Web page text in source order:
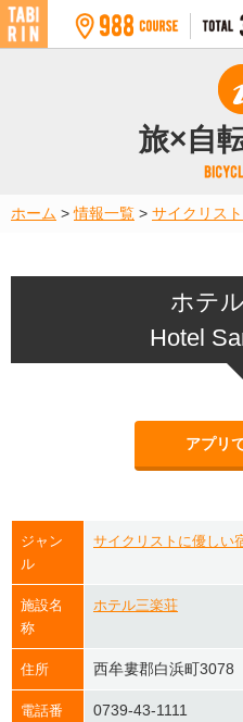
旅×自
ホーム >情報一覧 > サイクリス
ホテ
Hotel
アプリ
ジャン
ル
サイクリストに優しい
施設名
称
ホテル三楽荘
住所 西牟婁郡白浜町3078
電話番
0739-43-1111